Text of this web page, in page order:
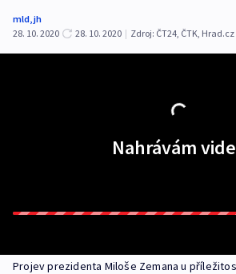
mld,jh
28. 10. 2020
28. 10. 2020 | Zdroj: ČT24, ČTK, Hrad.cz
Nahrávám
Projev prezidenta Miloše Zemana u